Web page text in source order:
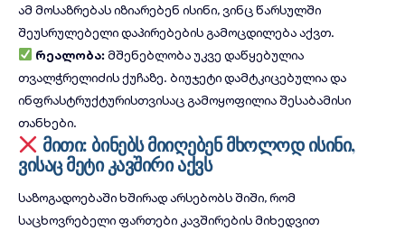
ამ მოსაზრებას იზიარებენ ისინი, ვინც წარსულში
შეუსრულებელი დაპირებების გამოცდილება აქვთ.
რეალობა:მშენებლობა უკვე დაწყებულია
თვალჭრელიძის ქუჩაზე. ბიუჯეტი დამტკიცებულია და
ინფრასტრუქტურისთვისაც გამოყოფილია შესაბამისი
თანხები.
მითი: ბინებს მიიღებენ მხოლოდ ისინი,
ვისაც მეტი კავშირი აქვს
საზოგადოებაში ხშირად არსებობს შიში, რომ
საცხოვრებელი ფართები კავშირების მიხედვით